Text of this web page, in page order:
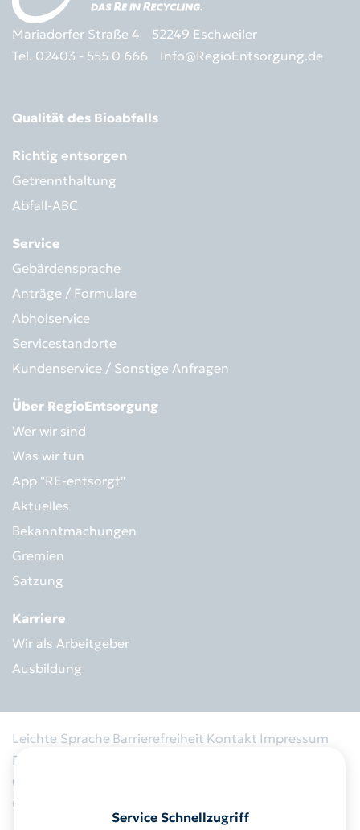
Service Schnellzugriff
Mariadorfer Straße 4
52249 Eschweiler
Tel. 02403 - 555 0 666
Info@RegioEntsorgung.de
Qualität des Bioabfalls
Richtig entsorgen
Getrennthaltung
Abfall-ABC
Service
Gebärdensprache
Anträge / Formulare
Abholservice
Servicestandorte
Kundenservice / Sonstige Anfragen
Über RegioEntsorgung
Wer wir sind
Was wir tun
App "RE-entsorgt"
Aktuelles
Bekanntmachungen
Gremien
Satzung
Karriere
Wir als Arbeitgeber
Ausbildung
© 2026 RegioEntsorgung AöR
Leichte Sprache Barrierefreiheit Kontakt Impressum
Datenschutz
Cookies